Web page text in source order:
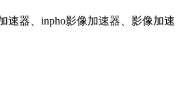
速器、inpho影像加速器、影像加速